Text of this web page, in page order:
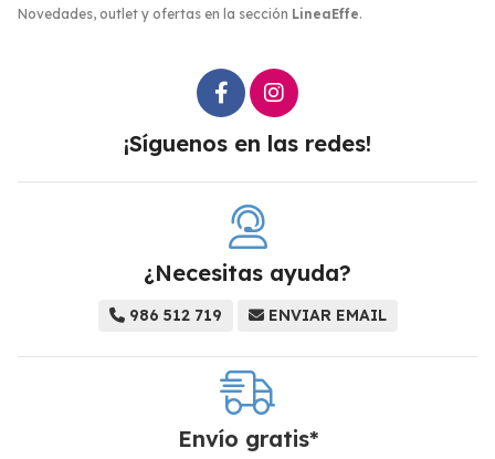
Novedades, outlet y ofertas en la sección LineaEffe.
¡Síguenos en las redes!
¿Necesitas ayuda?
986 512 719 ENVIAR EMAIL
Envío gratis*